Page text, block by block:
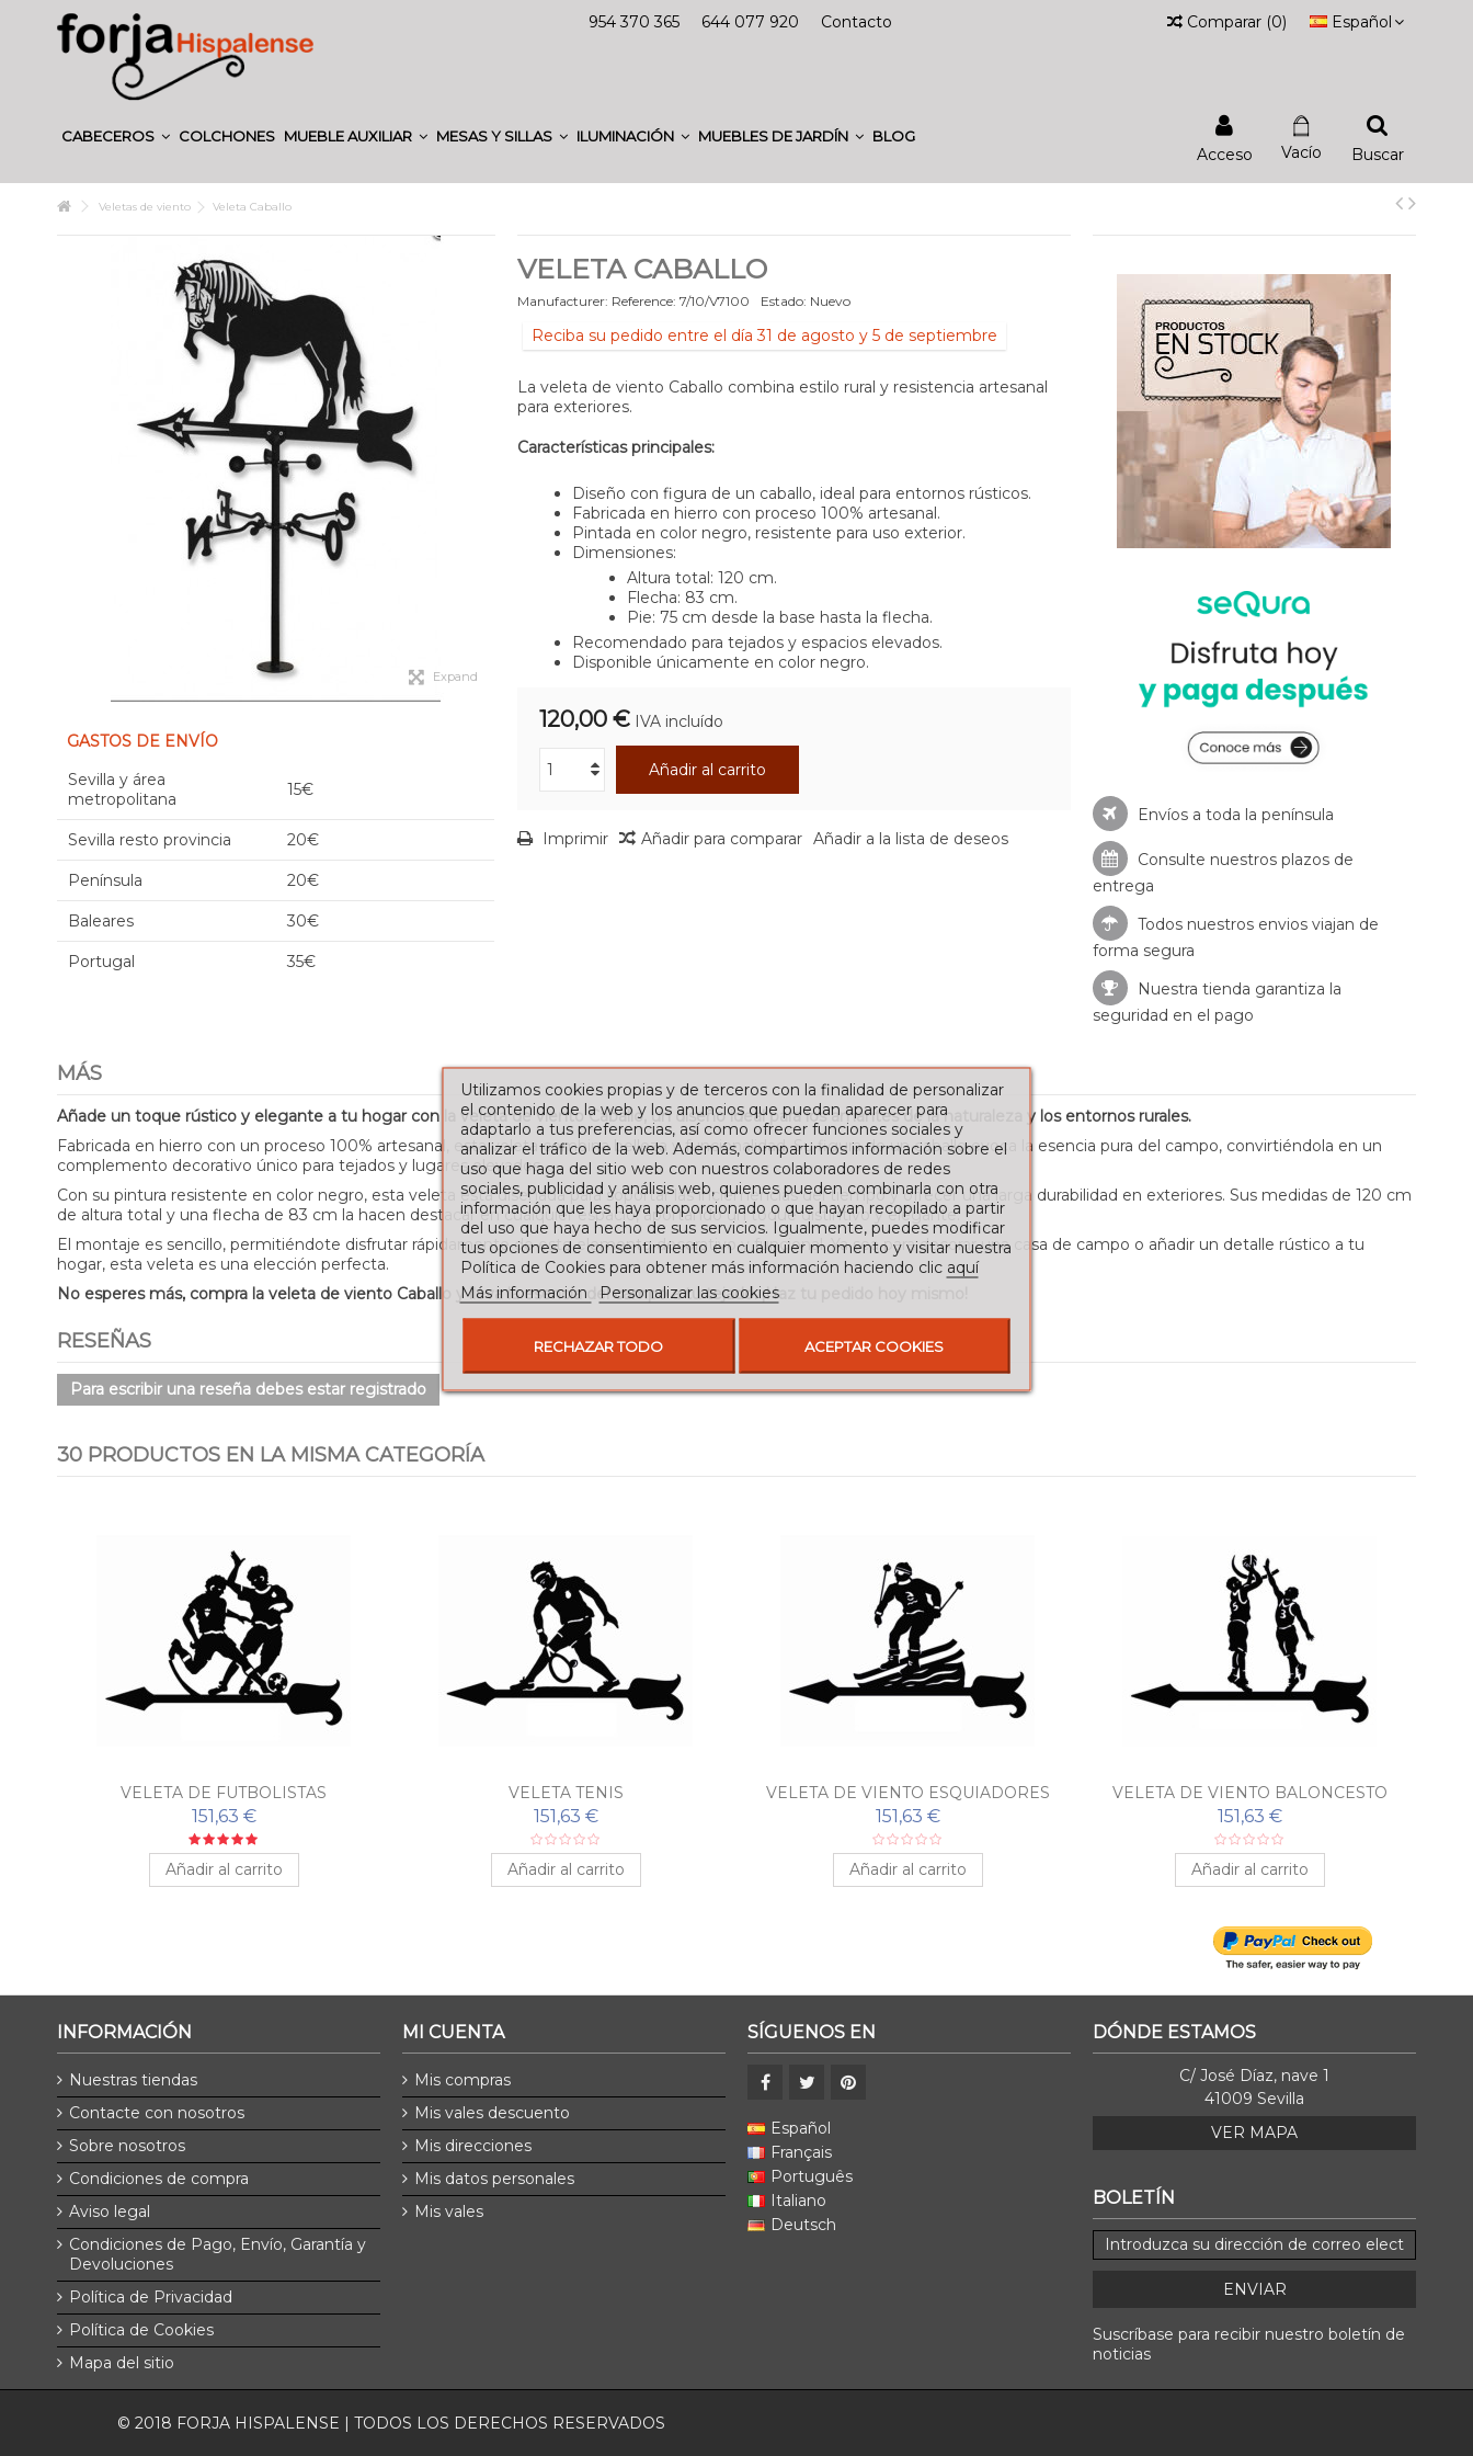
954 370 365 644 077 920 Contacto Español
Comparar (0)
CABECEROS COLCHONES MUEBLE AUXILIAR MESAS Y SILLAS ILUMINACIÓN MUEBLES DE JARDÍN BLOG
Buscar
Vacío
Acceso
Veletas de viento Veleta Caballo
Expand
GASTOS DE ENVÍO
Sevilla y área
metropolitana
15€
Sevilla resto provincia 20€
Península 20€
Baleares 30€
Portugal 35€
VELETA CABALLO
Manufacturer: Reference: 7/10/V7100 Estado: Nuevo
Reciba su pedido entre el día 31 de agosto y 5 de septiembre
La veleta de viento Caballo combina estilo rural y resistencia artesanal
para exteriores.
Características principales:
Diseño con figura de un caballo, ideal para entornos rústicos.
Fabricada en hierro con proceso 100% artesanal.
Pintada en color negro, resistente para uso exterior.
Dimensiones:
Altura total: 120 cm.
Flecha: 83 cm.
Pie: 75 cm desde la base hasta la flecha.
Recomendado para tejados y espacios elevados.
Disponible únicamente en color negro.
120,00 € IVA incluído
Añadir al carrito
Imprimir Añadir para comparar Añadir a la lista de deseos
Envíos a toda la península
Consulte nuestros plazos de
entrega
Todos nuestros envios viajan de
forma segura
Nuestra tienda garantiza la
seguridad en el pago
MÁS
Añade un toque rústico y elegante a tu hogar con la veleta de viento Caballo, un diseño ideal para los amantes de la naturaleza y los entornos rurales.
Fabricada en hierro con un proceso 100% artesanal, esta veleta combina belleza y funcionalidad. Su figura de un caballo evoca la esencia pura del campo, convirtiéndola en un
complemento decorativo único para tejados y lugares elevados.
Con su pintura resistente en color negro, esta veleta está diseñada para soportar las inclemencias del tiempo y ofrecer una larga durabilidad en exteriores. Sus medidas de 120 cm
de altura total y una flecha de 83 cm la hacen destacar en cualquier espacio, aportando un toque distintivo y elegante.
El montaje es sencillo, permitiéndote disfrutar rápidamente de este elemento decorativo y funcional. Ya sea para decorar una casa de campo o añadir un detalle rústico a tu
hogar, esta veleta es una elección perfecta.
No esperes más, compra la veleta de viento Caballo y lleva la esencia del campo a tu tejado. ¡Haz tu pedido hoy mismo!
RESEÑAS
Para escribir una reseña debes estar registrado
30 PRODUCTOS EN LA MISMA CATEGORÍA
VELETA DE FUTBOLISTAS
151,63 €
Añadir al carrito
VELETA TENIS
151,63 €
Añadir al carrito
VELETA DE VIENTO ESQUIADORES
151,63 €
Añadir al carrito
VELETA DE VIENTO BALONCESTO
151,63 €
Añadir al carrito
INFORMACIÓN
Nuestras tiendas
Contacte con nosotros
Sobre nosotros
Condiciones de compra
Aviso legal
Condiciones de Pago, Envío, Garantía y
Devoluciones
Política de Privacidad
Política de Cookies
Mapa del sitio
MI CUENTA
Mis compras
Mis vales descuento
Mis direcciones
Mis datos personales
Mis vales
SÍGUENOS EN
Español
Français
Português
Italiano
Deutsch
DÓNDE ESTAMOS
C/ José Díaz, nave 1
41009 Sevilla
VER MAPA
BOLETÍN
ENVIAR
Suscríbase para recibir nuestro boletín de
noticias
Utilizamos cookies propias y de terceros con la finalidad de personalizar
el contenido de la web y los anuncios que puedan aparecer para
adaptarlo a tus preferencias, así como ofrecer funciones sociales y
analizar el tráfico de la web. Además, compartimos información sobre el
uso que haga del sitio web con nuestros colaboradores de redes
sociales, publicidad y análisis web, quienes pueden combinarla con otra
información que les haya proporcionado o que hayan recopilado a partir
del uso que haya hecho de sus servicios. Igualmente, puedes modificar
tus opciones de consentimiento en cualquier momento y visitar nuestra
Política de Cookies para obtener más información haciendo clic aquí
Más información
Personalizar las cookies
RECHAZAR TODO ACEPTAR COOKIES
© 2018 FORJA HISPALENSE | TODOS LOS DERECHOS RESERVADOS